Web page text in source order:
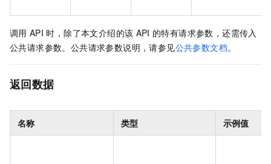
调用 API 时，除了本文介绍的该 API 的特有请求参数，还需传入
公共请求参数。公共请求参数说明，请参见公共参数文档。
返回数据
名称 类型 示例值